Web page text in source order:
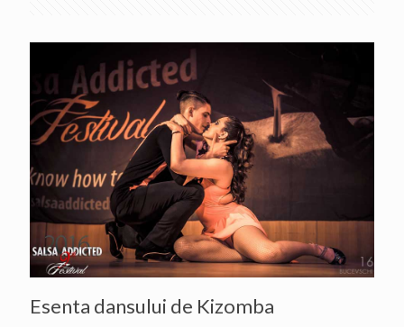
Esenta dansului de Kizomba